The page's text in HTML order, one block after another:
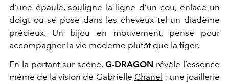
d’une épaule, souligne la ligne d’un cou, enlace un
doigt ou se pose dans les cheveux tel un diadème
précieux. Un bijou en mouvement, pensé pour
accompagner la vie moderne plutôt que la figer.
En la portant sur scène, G-DRAGON révèle l’essence
même de la vision de Gabrielle Chanel : une joaillerie